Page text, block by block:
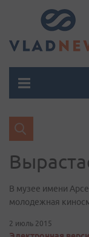
В музее имени
молодежная
2 июль 2015